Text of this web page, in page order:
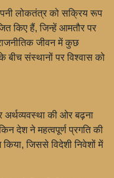
लोकतंत्र को सक्रिय रूप
किए हैं, जिन्हें आमतौर पर
जीवन में कुछ
बीच संस्थानों पर विश्वास को
अर्थव्यवस्था की ओर बढ़ना
देश ने महत्वपूर्ण प्रगति की
जिससे विदेशी निवेशों में